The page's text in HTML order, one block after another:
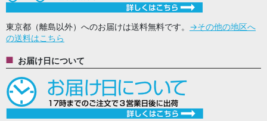
東京都（離島以外）へのお届けは送料無料です。 →その他の地区へ
の送料はこちら
お届け日について